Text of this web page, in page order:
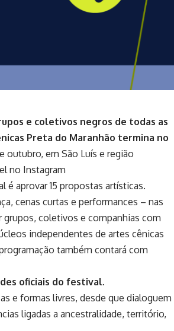
e coletivos negros de todas as
Preta do Maranhão termina no
outubro, em São Luís e região
no Instagram
é aprovar 15 propostas artísticas.
cenas curtas e performances – nas
coletivos e companhias com
independentes de artes cênicas
também contará com
oficiais do festival.
e formas livres, desde que dialoguem
ligadas a ancestralidade, território,